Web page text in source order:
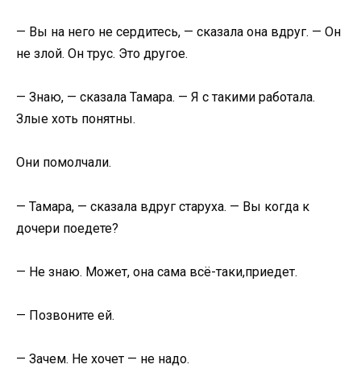
— Вы на него не сердитесь, — сказала она вдруг. — Он
не злой. Он трус. Это другое.
— Знаю, — сказала Тамара. — Я с такими работала.
Злые хоть понятны.
Они помолчали.
— Тамара, — сказала вдруг старуха. — Вы когда к
дочери поедете?
— Не знаю. Может, она сама всё-таки,приедет.
— Позвоните ей.
— Зачем. Не хочет — не надо.